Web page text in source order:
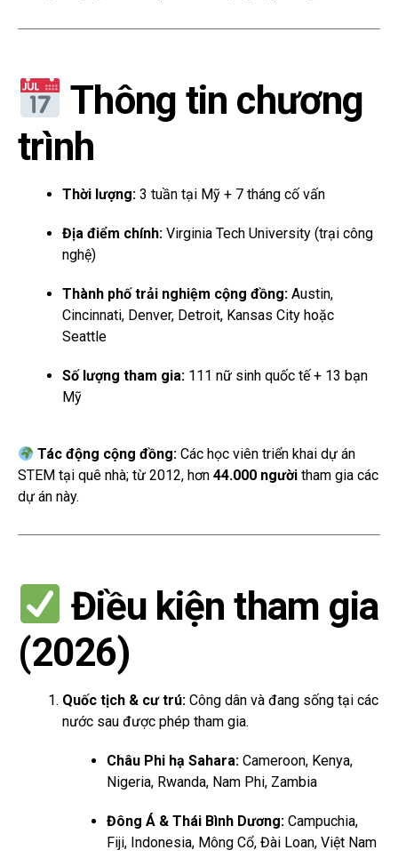
Thông tin chương
trình
Thời lượng: 3 tuần tại Mỹ + 7 tháng cố vấn
Địa điểm chính: Virginia Tech University (trại công
nghệ)
Thành phố trải nghiệm cộng đồng: Austin,
Cincinnati, Denver, Detroit, Kansas City hoặc
Seattle
Số lượng tham gia: 111 nữ sinh quốc tế + 13 bạn
Mỹ
Tác động cộng đồng: Các học viên triển khai dự án
STEM tại quê nhà; từ 2012, hơn 44.000 người tham gia các
dự án này.
Điều kiện tham gia
(2026)
Quốc tịch & cư trú: Công dân và đang sống tại các
nước sau được phép tham gia.
Châu Phi hạ Sahara: Cameroon, Kenya,
Nigeria, Rwanda, Nam Phi, Zambia
Đông Á & Thái Bình Dương: Campuchia,
Fiji, Indonesia, Mông Cổ, Đài Loan, Việt Nam